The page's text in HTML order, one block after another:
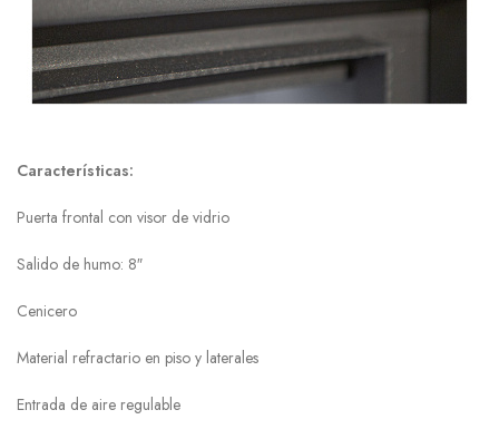
Características:
Puerta frontal con visor de vidrio
Salido de humo: 8″
Cenicero
Material refractario en piso y laterales
Entrada de aire regulable